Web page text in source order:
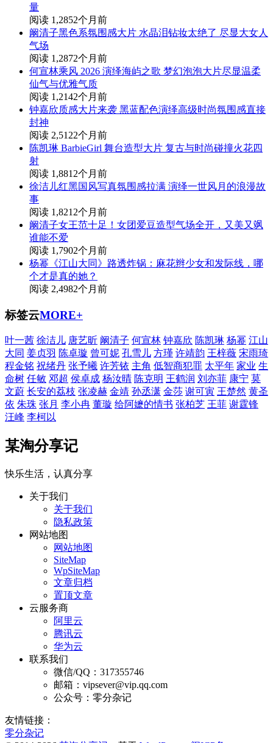
量
阅读 1,2852个月前
阚清子黑色系氛围感大片 水晶泪钻妆太绝了 尽显大女人
气场
阅读 1,2872个月前
何宣林乘风 2026 演绎海屿之歌 梦幻泡泡大片尽显温柔
仙气与优雅气质
阅读 1,2142个月前
钟嘉欣质感大片来袭 黑蓝配色演绎高级时尚氛围感直接
封神
阅读 2,5122个月前
陈凯琳 BarbieGirl 舞台造型大片 复古与时尚碰撞火花四
射
阅读 1,881 2个月前
徐洁儿红黑国风写真氛围感拉满 演绎一世风月的浪漫故
事
阅读 1,821 2个月前
阚清子女王范十足！女团爱豆造型气场全开，又美又飒
谁能不爱
阅读 1,7902个月前
杨幂《江山大同》路透炸锅：麻花辫少女和发际线，哪
个才是真的她？
阅读 2,4982个月前
标签云MORE+
叶一茜 徐洁儿 唐艺昕 阚清子 何宣林 钟嘉欣 陈凯琳 杨幂 江山
大同 姜贞羽 陈卓璇 曾可妮 孔雪儿 方瑾 许靖韵 王梓薇 宋雨琦
程金铭 祝绪丹 张予曦 许芳铱 主角 低智商犯罪 太平年 家业 生
命树 任敏 邓超 侯卓成 杨汝晴 陈克明 王鹤润 刘亦菲 康宁 莫
文蔚 长安的荔枝 张凌赫 金靖 孙丞潇 金莎 谢可寅 王楚然 黄圣
依 朱珠 张月 李小冉 董璇 给阿嬷的情书 张柏芝 王菲 谢霆锋
汪峰 李柯以
某淘分享记
快乐生活，认真分享
关于我们
关于我们
隐私政策
网站地图
网站地图
SiteMap
WpSiteMap
文章归档
置顶文章
云服务商
阿里云
腾讯云
华为云
联系我们
微信/QQ：317355746
邮箱：vipsever@vip.qq.com
公众号：零分杂记
友情链接：
零分杂记